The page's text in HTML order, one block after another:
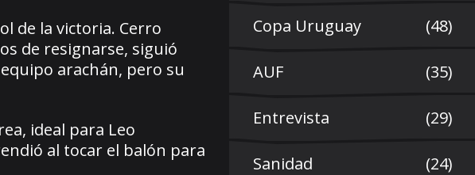
de la victoria. Cerro
de resignarse, siguió
arachán, pero su
ideal para Leo
al tocar el balón para
Copa Uruguay (48)
AUF (35)
Entrevista (29)
Sanidad (24)